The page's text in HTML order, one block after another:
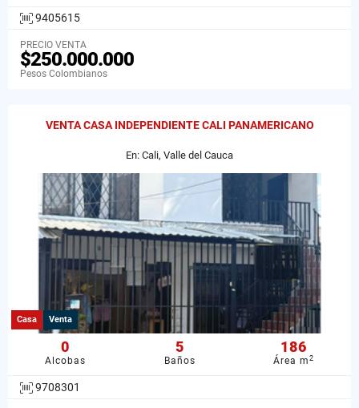
9405615
PRECIO VENTA
$250.000.000
Pesos Colombianos
VENTA CASA INDEPENDIENTE CALI PANAMERICANO
En: Cali, Valle del Cauca
Casa Venta
0
Alcobas
5
Baños
186
Área m2
9708301